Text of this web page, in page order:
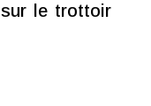
sur le trottoir